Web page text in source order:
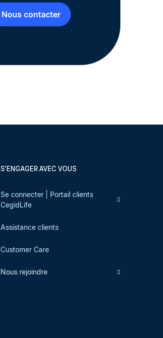
Nous contacter
S'ENGAGER AVEC VOUS
Se connecter | Portail clients
CegidLife
Assistance clients
Customer Care
Nous rejoindre